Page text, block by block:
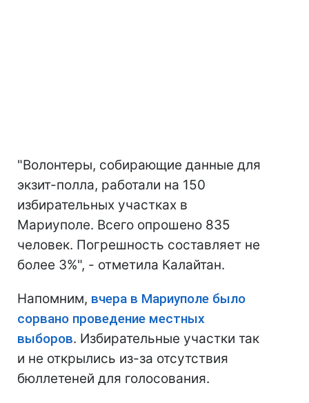
"Волонтеры, собирающие данные для
экзит-полла, работали на 150
избирательных участках в
Мариуполе. Всего опрошено 835
человек. Погрешность составляет не
более 3%", - отметила Калайтан.
Напомним, вчера в Мариуполе было
сорвано проведение местных
выборов. Избирательные участки так
и не открылись из-за отсутствия
бюллетеней для голосования.